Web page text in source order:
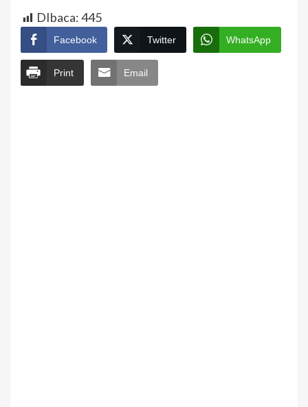
DIbaca:445
Facebook Twitter WhatsApp
Print Email